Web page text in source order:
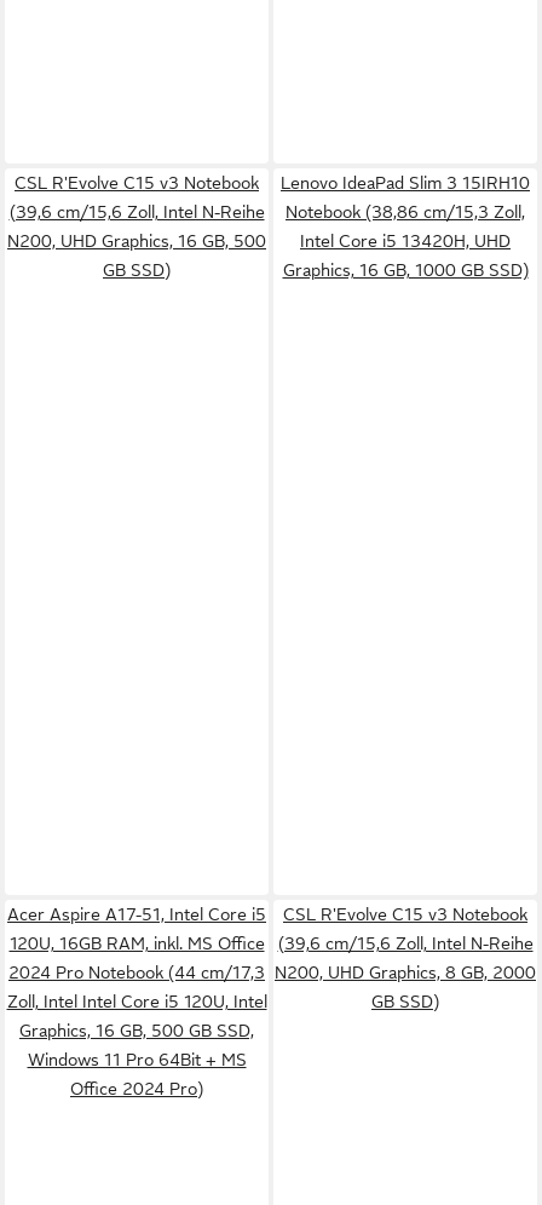
CSL R'Evolve C15 v3 Notebook
(39,6 cm/15,6 Zoll, Intel N-Reihe
N200, UHD Graphics, 16 GB, 500
GB SSD)
Lenovo IdeaPad Slim 3 15IRH10
Notebook (38,86 cm/15,3 Zoll,
Intel Core i5 13420H, UHD
Graphics, 16 GB, 1000 GB SSD)
Acer Aspire A17-51, Intel Core i5
120U, 16GB RAM, inkl. MS Office
2024 Pro Notebook (44 cm/17,3
Zoll, Intel Intel Core i5 120U, Intel
Graphics, 16 GB, 500 GB SSD,
Windows 11 Pro 64Bit + MS
Office 2024 Pro)
CSL R'Evolve C15 v3 Notebook
(39,6 cm/15,6 Zoll, Intel N-Reihe
N200, UHD Graphics, 8 GB, 2000
GB SSD)